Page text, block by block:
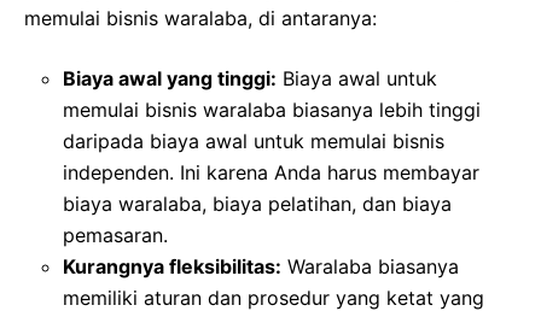
memulai bisnis waralaba, di antaranya:
Biaya awal yang tinggi: Biaya awal untuk
memulai bisnis waralaba biasanya lebih tinggi
daripada biaya awal untuk memulai bisnis
independen. Ini karena Anda harus membayar
biaya waralaba, biaya pelatihan, dan biaya
pemasaran.
Kurangnya fleksibilitas: Waralaba biasanya
memiliki aturan dan prosedur yang ketat yang